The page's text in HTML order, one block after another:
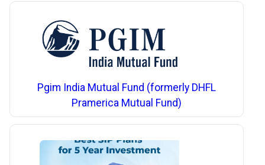
Pgim India Mutual Fund (formerly DHFL
Pramerica Mutual Fund)